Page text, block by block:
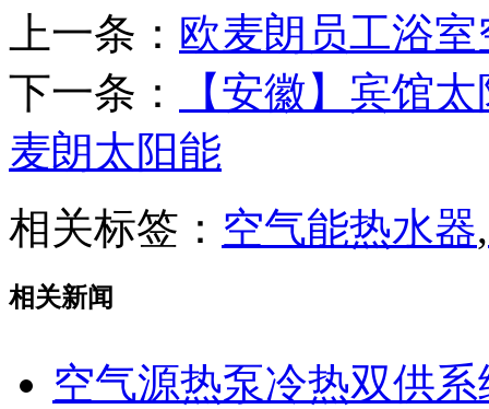
上一条： 欧麦朗员工浴
下一条：
【安徽】宾馆
麦朗太阳能
相关标签： 空气能热水器,
相关新闻
空气源热泵冷热双供